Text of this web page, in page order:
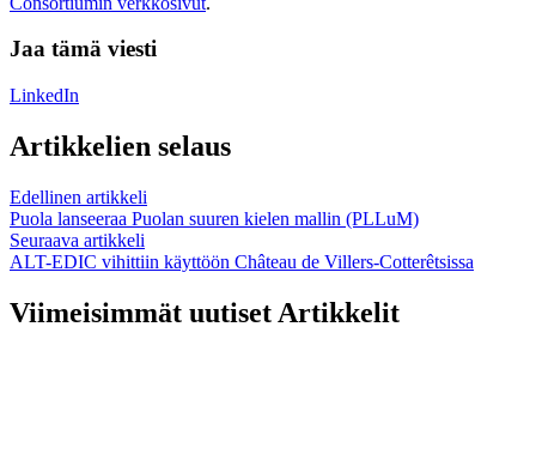
Jaa tämä viesti
LinkedIn
Artikkelien selaus
Edellinen artikkeli
Puola lanseeraa Puolan suuren kielen mallin (PLLuM)
Seuraava artikkeli
ALT-EDIC vihittiin käyttöön Château de Villers-Cotterêtsissa
Viimeisimmät uutiset Artikkelit